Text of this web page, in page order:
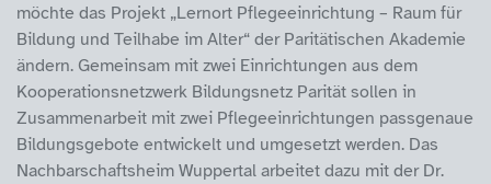
möchte das Projekt „Lernort Pflegeeinrichtung – Raum für
Bildung und Teilhabe im Alter“ der Paritätischen Akademie
ändern. Gemeinsam mit zwei Einrichtungen aus dem
Kooperationsnetzwerk Bildungsnetz Parität sollen in
Zusammenarbeit mit zwei Pflegeeinrichtungen passgenaue
Bildungsgebote entwickelt und umgesetzt werden. Das
Nachbarschaftsheim Wuppertal arbeitet dazu mit der Dr.